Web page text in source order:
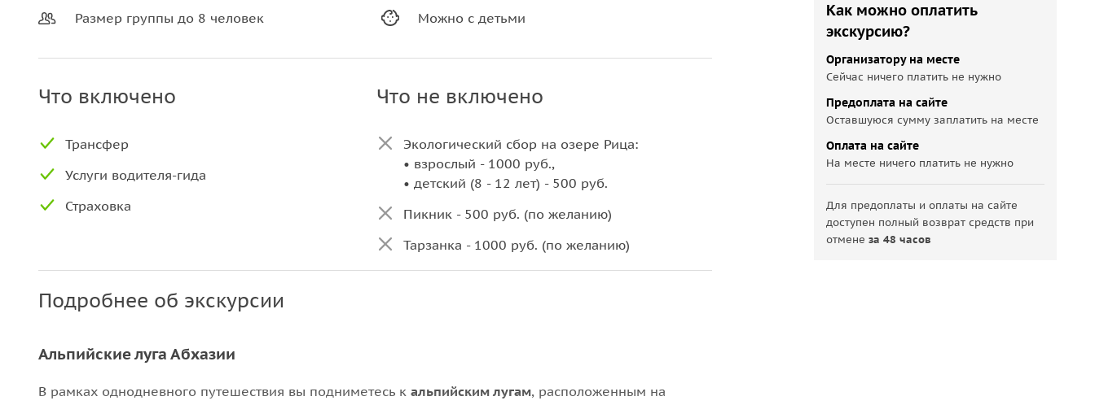
Размер группы до 8 человек
Можно с детьми
Что включено
Трансфер
Услуги водителя-гида
Страховка
Что не включено
Экологический сбор на озере Рица:
• взрослый - 1000 руб.,
• детский (8 - 12 лет) - 500 руб.
Пикник - 500 руб. (по желанию)
Тарзанка - 1000 руб. (по желанию)
Подробнее об экскурсии
Альпийские луга Абхазии
В рамках однодневного путешествия вы подниметесь к альпийским лугам, расположенным на
Как можно оплатить
экскурсию?
Организатору на месте
Сейчас ничего платить не нужно
Предоплата на сайте
Оставшуюся сумму заплатить на месте
Оплата на сайте
На месте ничего платить не нужно
Для предоплаты и оплаты на сайте
доступен полный возврат средств при
отменеза 48 часов